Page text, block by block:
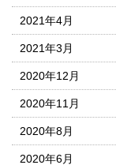
2021年4月
2021年3月
2020年12月
2020年11月
2020年8月
2020年6月